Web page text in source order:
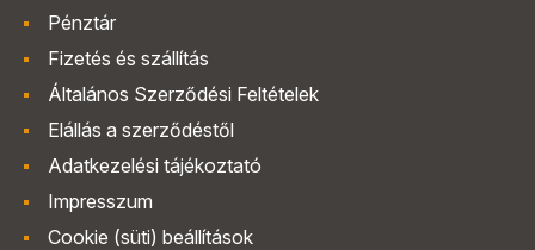
Pénztár
Fizetés és szállítás
Általános Szerződési Feltételek
Elállás a szerződéstől
Adatkezelési tájékoztató
Impresszum
Cookie (süti) beállítások